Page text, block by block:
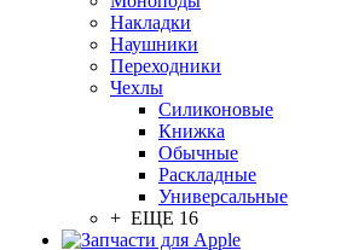
Накладки
Наушники
Переходники
Чехлы
Силиконовые
Книжка
Обычные
Раскладные
Универсальные
+ ЕЩЕ 16